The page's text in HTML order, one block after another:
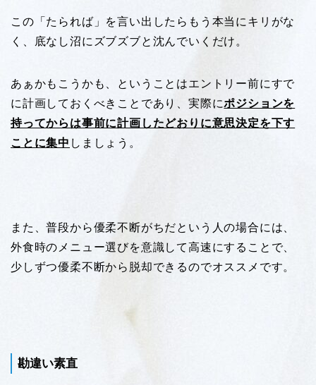
この「たられば」を言い出したらもう本当にキリがな
く、底なし沼にズブズブと沈んでいくだけ。
あぁかもこうかも、ということはエントリー前にすで
に計画しておくべきことであり、実際にポジションを
持ってからは事前に計画したどおりに意思決定を下す
ことに集中 しましょう。
また、普段から優柔不断がちだという人の場合には、
外食時のメニュー選びを意識して高速にすることで、
少しずつ優柔不断から脱却できるのでオススメです。
勘違い素直